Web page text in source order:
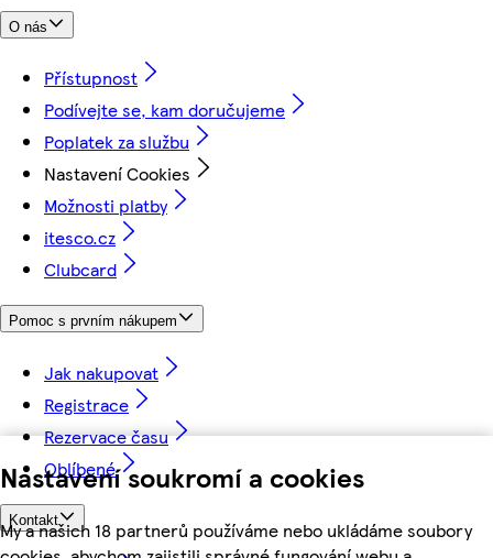
Nastavení soukromí a cookies
My a našich 18 partnerů používáme nebo ukládáme soubory
O nás
Přístupnost
Podívejte se, kam doručujeme
Poplatek za službu
Nastavení Cookies
Možnosti platby
itesco.cz
Clubcard
Pomoc s prvním nákupem
Jak nakupovat
Registrace
Rezervace času
Oblíbené
Kontakt